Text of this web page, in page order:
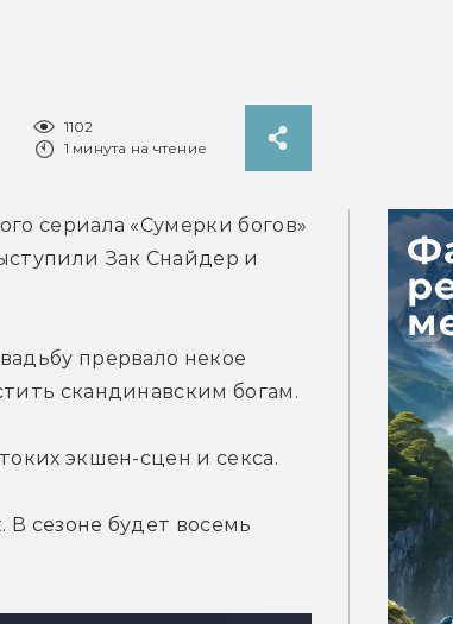
1102
1 минута на чтение
сериала «Сумерки богов»
Зак Снайдер и
прервало некое
скандинавским богам.
экшен-сцен и секса.
В сезоне будет восемь